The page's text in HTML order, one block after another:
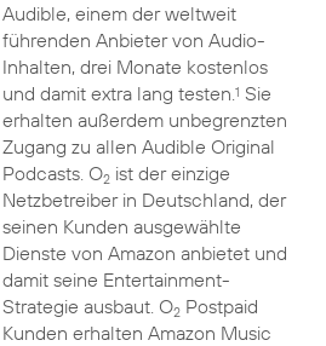
Audible, einem der weltweit
führenden Anbieter von Audio-
Inhalten, drei Monate kostenlos
und damit extra lang testen.1 Sie
erhalten außerdem unbegrenzten
Zugang zu allen Audible Original
Podcasts. O2ist der einzige
Netzbetreiber in Deutschland, der
seinen Kunden ausgewählte
Dienste von Amazon anbietet und
damit seine Entertainment-
Strategie ausbaut. O2Postpaid
Kunden erhalten Amazon Music